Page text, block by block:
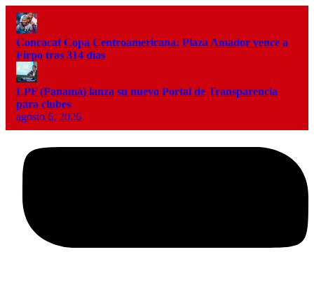
Concacaf Copa Centroamericana: Plaza Amador vence a
Firpo tras 314 días
LPF (Panamá) lanza su nuevo Portal de Transparencia
para clubes
agosto 6, 2026